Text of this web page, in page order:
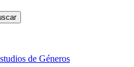
de Géneros